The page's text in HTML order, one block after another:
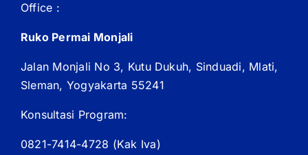
Office :
Ruko Permai Monjali
Jalan Monjali No 3, Kutu Dukuh, Sinduadi, Mlati,
Sleman, Yogyakarta 55241
Konsultasi Program:
0821-7414-4728 (Kak Iva)